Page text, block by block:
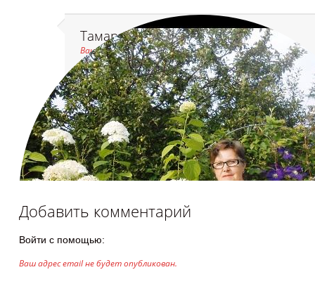
Тамара Коршунова
Ваш комментарий ожидает модерации
Дорогие труженики не видимого фронта, спасибо Вам
восхитительные, красивые и приятные работы, которые
жизнь и поднять настроение. С наступающим Вас Новым
благополучия и творческих удач
Добавить комментарий
Войти с помощью:
Ваш адрес email не будет опубликован.